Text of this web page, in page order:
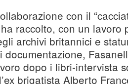
con il
raccolto, con un lavoro
archivi britannici e
documentazione,
dopo i libri-intervista
brigatista Alberto